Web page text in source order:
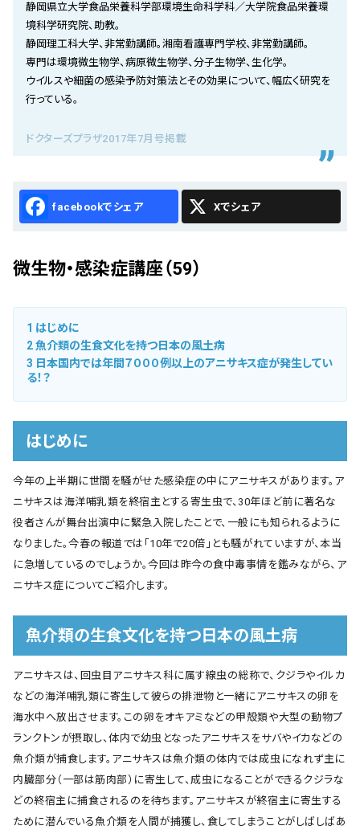
お知らせ
お問い合わせ
静岡県立大学食品栄養科学部環境生命科学科／大学院食品栄養環
境科学研究院、助教。
静岡理工科大学、非常勤講師。湘南看護専門学校、非常勤講師。
専門は環境微生物学、病原微生物学、分子生物学、生化学。
ウイルスや細菌の感染予防対策法とその効果について、幅広く研究を
行っている。
ドクターズプラザ2017年7月号掲載
Facebook X
微生物・感染症講座（59）
1 はじめに
2魚介類の生食文化を持つ日本の風土病
3 日本国内では年間７０００例以上のアニサキス症が発生してい
る！？
はじめに
今年の上半期に世間を騒がせた感染症の中にアニサキスがあります。ア
ニサキスは海洋哺乳類を終宿主とする寄生虫で、30年ほど前に著名な
役者さんが舞台出演中に緊急入院したことで、一般にも知られるように
なりました。今春の報道では「10年で20倍」とも騒がれていますが、本当
に急増しているのでしょうか。今回は昨今の食中毒事情を鑑みながら、ア
ニサキス症についてご紹介します。
魚介類の生食文化を持つ日本の風土病
アニサキスは、回虫目アニサキス科に属す線虫の総称で、クジラやイルカ
などの海洋哺乳類に寄生して彼らの排泄物と一緒にアニサキスの卵を
海水中へ放出させます。この卵をオキアミなどの甲殻類や大型の動物プ
ランクトンが摂取し、体内で幼虫となったアニサキスをサバやイカなどの
魚介類が捕食します。アニサキスは魚介類の体内では成虫になれず主に
内臓部分（一部は筋肉部）に寄生して、成虫になることができるクジラな
どの終宿主に捕食されるのを待ちます。アニサキスが終宿主に寄生する
ために潜んでいる魚介類を人間が捕獲し、食してしまうことがしばしばあ